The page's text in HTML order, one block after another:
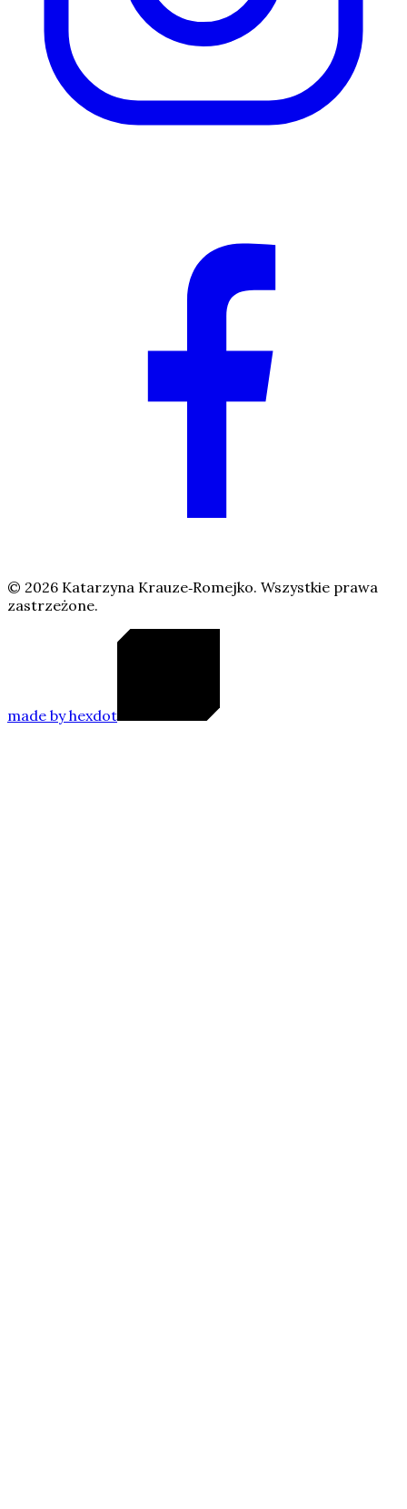
© 2026 Katarzyna Krauze‑Romejko. Wszystkie prawa
zastrzeżone.
made by hexdot